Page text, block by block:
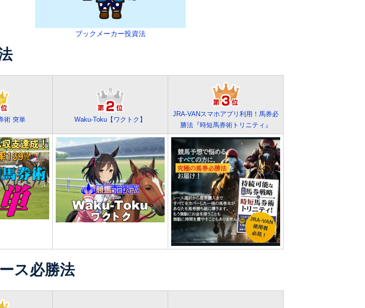
ブックメーカー投資法
術 突単 Waku-Toku【ワクトク】
JRA-VANスマホアプリ利用！馬券必
勝法『時短馬券術トリニティ』
ス必勝法